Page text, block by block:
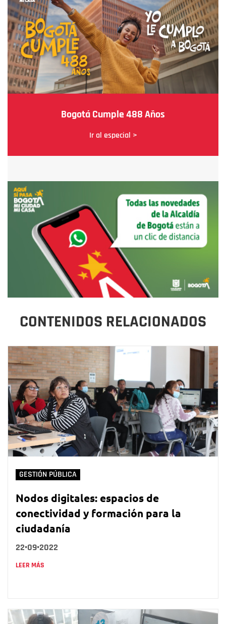
Bogotá Cumple 488 Años
Ir al especial >
CONTENIDOS RELACIONADOS
GESTIÓN PÚBLICA
Nodos digitales: espacios de
conectividad y formación para la
ciudadanía
22•09•2022
LEER MÁS